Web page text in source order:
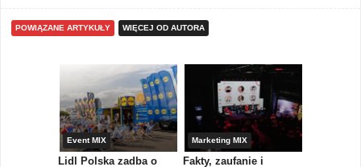
POWIĄZANE ARTYKUŁY WIĘCEJ OD AUTORA
Event MIX
Lidl Polska zadba o
Marketing MIX
Fakty, zaufanie i